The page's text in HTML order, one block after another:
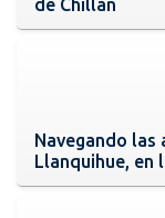
de Chillán
Navegando las
Llanquihue, en